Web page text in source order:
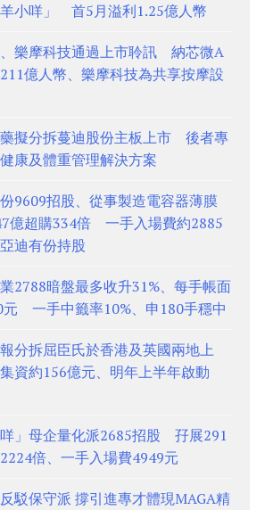
小咩」 首5月溢利1.25億人幣
樂摩科技通過上市聆訊 納芯微A
億人幣、樂摩科技為共享按摩設
擬分拆蔓迪股份主板上市 後者專
康及體重管理解決方案
9609招股、從事製造電容器薄膜
億超購334倍 一手入場費約2885
迪有份持股
2788暗盤最多收升31%、每手帳面
元 一手中籤率10%、申180手穩中
分拆屈臣氏於香港及英國兩地上
資約156億元、明年上半年啟動
咩」母企量化派2685招股 孖展291
倍、一手入場費4949元
駁保守派 撐引進專才體現MAGA精